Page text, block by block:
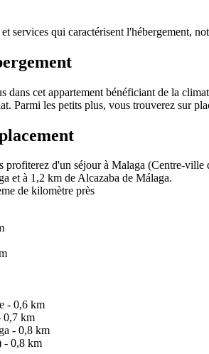
services qui caractérisent l'hébergement,
dans cet appartement bénéficiant de la
Parmi les petits plus, vous trouverez sur
profiterez d'un séjour à Malaga (Centre-
et à 1,2 km de Alcazaba de Málaga.
de kilomètre près
- 0,6 km
0,7 km
- 0,8 km
- 0,8 km